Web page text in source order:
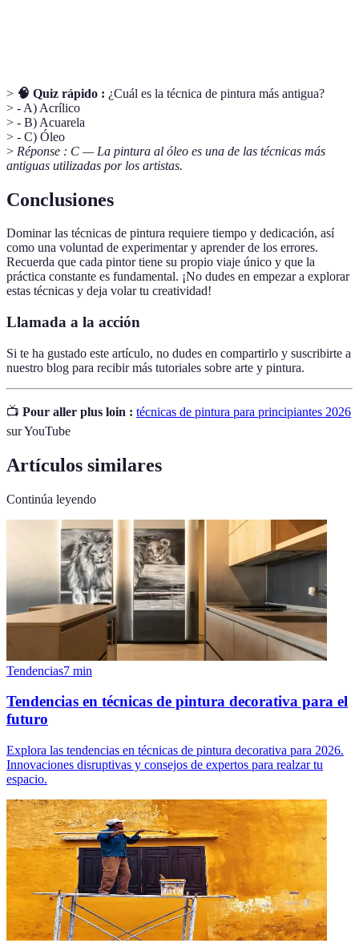
> 🧠 Quiz rápido : ¿Cuál es la técnica de pintura más antigua?
> - A) Acrílico
> - B) Acuarela
> - C) Óleo
> Réponse : C — La pintura al óleo es una de las técnicas más
antiguas utilizadas por los artistas.
Conclusiones
Dominar las técnicas de pintura requiere tiempo y dedicación, así
como una voluntad de experimentar y aprender de los errores.
Recuerda que cada pintor tiene su propio viaje único y que la
práctica constante es fundamental. ¡No dudes en empezar a explorar
estas técnicas y deja volar tu creatividad!
Llamada a la acción
Si te ha gustado este artículo, no dudes en compartirlo y suscribirte a
nuestro blog para recibir más tutoriales sobre arte y pintura.
📺 Pour aller plus loin : técnicas de pintura para principiantes 2026
sur YouTube
Artículos similares
Continúa leyendo
Tendencias7 min
Tendencias en técnicas de pintura decorativa para el
futuro
Explora las tendencias en técnicas de pintura decorativa para 2026.
Innovaciones disruptivas y consejos de expertos para realzar tu
espacio.